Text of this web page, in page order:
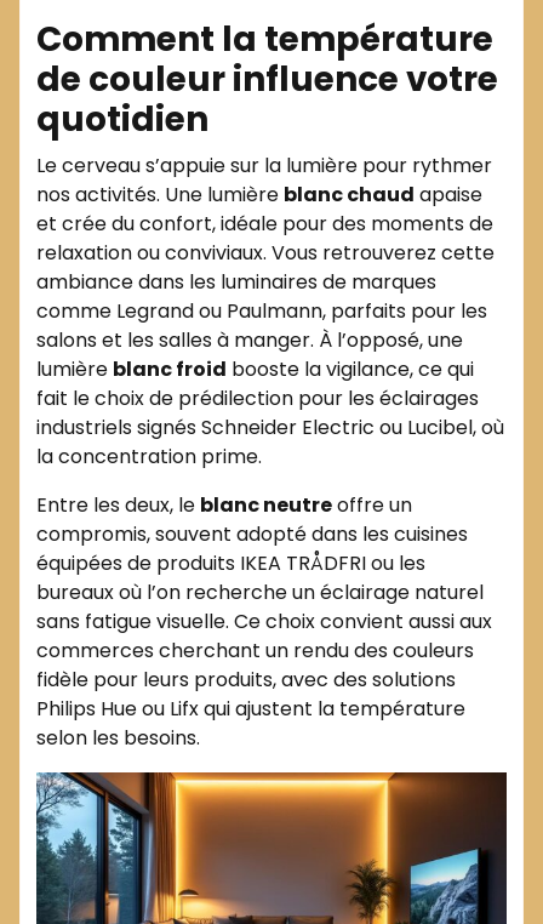
Comment la température
de couleur influence votre
quotidien
Le cerveau s’appuie sur la lumière pour rythmer
nos activités. Une lumière blanc chaud apaise
et crée du confort, idéale pour des moments de
relaxation ou conviviaux. Vous retrouverez cette
ambiance dans les luminaires de marques
comme Legrand ou Paulmann, parfaits pour les
salons et les salles à manger. À l’opposé, une
lumière blanc froid booste la vigilance, ce qui
fait le choix de prédilection pour les éclairages
industriels signés Schneider Electric ou Lucibel, où
la concentration prime.
Entre les deux, le blanc neutreoffre un
compromis, souvent adopté dans les cuisines
équipées de produits IKEA TRÅDFRI ou les
bureaux où l’on recherche un éclairage naturel
sans fatigue visuelle. Ce choix convient aussi aux
commerces cherchant un rendu des couleurs
fidèle pour leurs produits, avec des solutions
Philips Hue ou Lifx qui ajustent la température
selon les besoins.